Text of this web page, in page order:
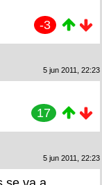
-3
5 jun 2011, 22:23
17
5 jun 2011, 22:23